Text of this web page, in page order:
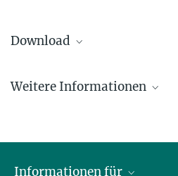
Download
pdf Datei (600 kb)
214.55 kB
Weitere Informationen
Frank Fleschner
Informationen für